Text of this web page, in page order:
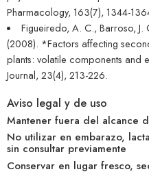
Pharmacology, 163(7), 1344-
Figueiredo, A. C., Barroso, J.
(2008). *Factors affecting
plants: volatile components and
Journal, 23(4), 213-226.
Aviso legal y de uso
Mantener fuera del alcance
No utilizar en embarazo,
sin consultar previamente
Conservar en lugar fresco,